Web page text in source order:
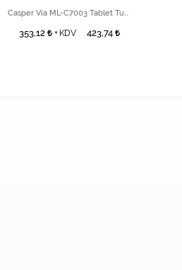
Casper Via ML-C7003 Tablet Tuş Takımı
353,12 + KDV 423,74